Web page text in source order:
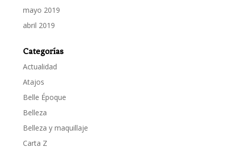
mayo 2019
abril 2019
Categorías
Actualidad
Atajos
Belle Époque
Belleza
Belleza y maquillaje
Carta Z